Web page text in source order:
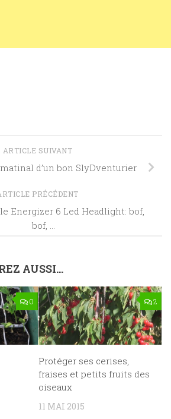
ARTICLE SUIVANT
d’un bon SlyDventurier
PRÉCÉDENT
Energizer 6 Led Headlight: bof,
bof, …
AUSSI...
0 2
Protéger ses cerises,
fraises et petits fruits des
oiseaux
11 MAI 2015